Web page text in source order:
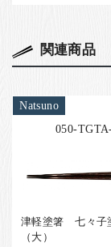
関連商品
Natsuno
050-
津軽塗箸 七々
（大）